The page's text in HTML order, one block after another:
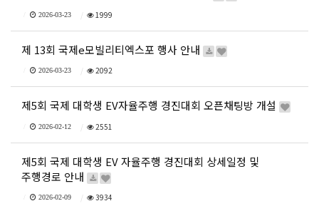
2026-03-23 1999
제 13회 국제e모빌리티엑스포 행사 안내
2026-03-23 2092
제5회 국제 대학생 EV자율주행 경진대회 오픈채팅방 개설
2026-02-12 2551
제5회 국제 대학생 EV 자율주행 경진대회 상세일정 및
주행경로 안내
2026-02-09 3934